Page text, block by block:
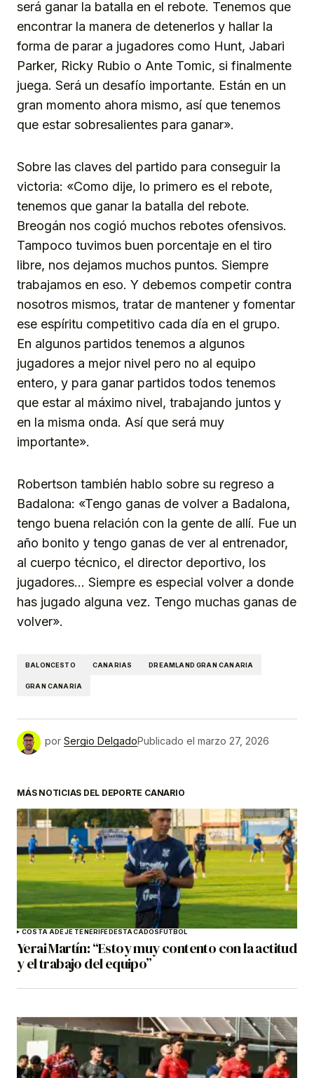
será ganar la batalla en el rebote. Tenemos que
encontrar la manera de detenerlos y hallar la
forma de parar a jugadores como Hunt, Jabari
Parker, Ricky Rubio o Ante Tomic, si finalmente
juega. Será un desafío importante. Están en un
gran momento ahora mismo, así que tenemos
que estar sobresalientes para ganar».
Sobre las claves del partido para conseguir la
victoria: «Como dije, lo primero es el rebote,
tenemos que ganar la batalla del rebote.
Breogán nos cogió muchos rebotes ofensivos.
Tampoco tuvimos buen porcentaje en el tiro
libre, nos dejamos muchos puntos. Siempre
trabajamos en eso. Y debemos competir contra
nosotros mismos, tratar de mantener y fomentar
ese espíritu competitivo cada día en el grupo.
En algunos partidos tenemos a algunos
jugadores a mejor nivel pero no al equipo
entero, y para ganar partidos todos tenemos
que estar al máximo nivel, trabajando juntos y
en la misma onda. Así que será muy
importante».
Robertson también hablo sobre su regreso a
Badalona: «Tengo ganas de volver a Badalona,
tengo buena relación con la gente de allí. Fue un
año bonito y tengo ganas de ver al entrenador,
al cuerpo técnico, el director deportivo, los
jugadores… Siempre es especial volver a donde
has jugado alguna vez. Tengo muchas ganas de
volver».
BALONCESTO CANARIAS DREAMLAND GRAN CANARIA
GRAN CANARIA
por Sergio DelgadoPublicado el marzo 27, 2026
MÁS NOTICIAS DEL DEPORTE CANARIO
COSTA ADEJE TENERIFEDESTACADOSFÚTBOL
Yerai Martín: “Estoy muy contento con la actitud
y el trabajo del equipo”